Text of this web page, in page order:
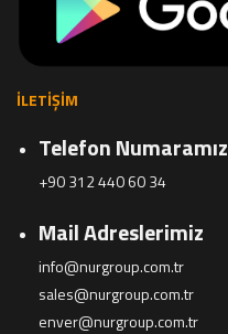
İLETIŞIM
Telefon Numaramız
+90 312 440 60 34
Mail Adreslerimiz
info@nurgroup.com.tr
sales@nurgroup.com.tr
enver@nurgroup.com.tr